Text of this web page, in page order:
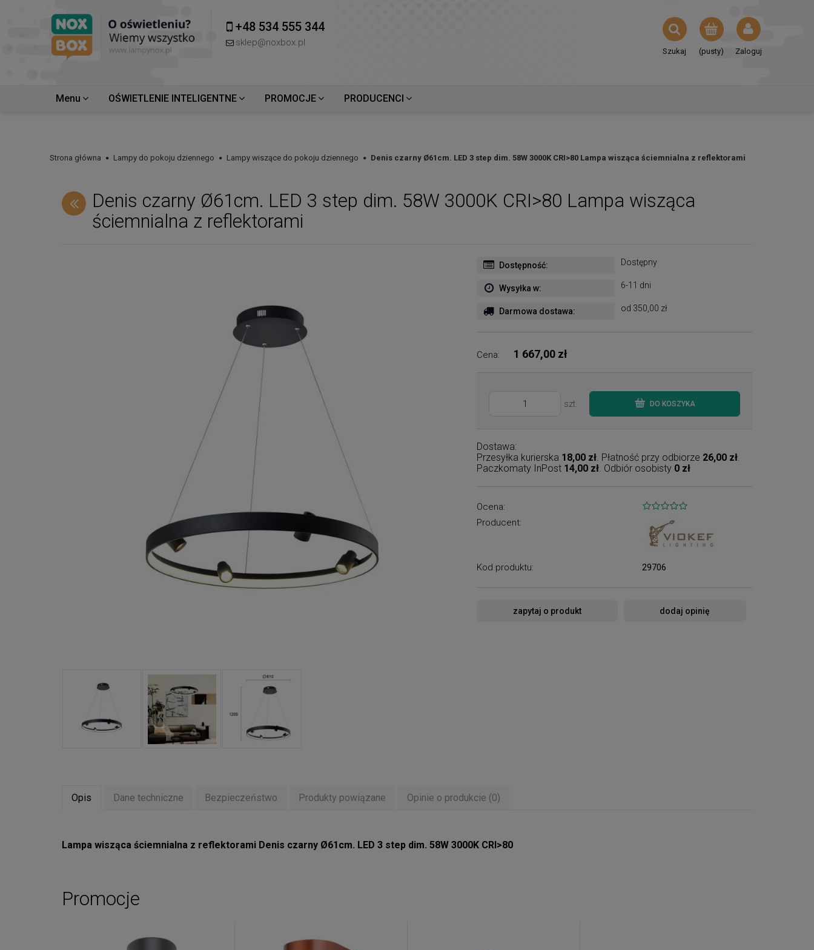
+48 534 555 344
sklep@noxbox.pl
(pusty) Zaloguj
Szukaj
Menu OŚWIETLENIE INTELIGENTNE PROMOCJE PRODUCENCI
Strona główna Lampy do pokoju dziennego Lampy wiszące do pokoju dziennego Denis czarny Ø61cm. LED 3 step dim. 58W 3000K CRI>80 Lampa wisząca ściemnialna z reflektorami
Denis czarny Ø61cm. LED 3 step dim. 58W 3000K CRI>80 Lampa wisząca
ściemnialna z reflektorami
Dostępność: Dostępny
Wysyłka w: 6-11 dni
Darmowa dostawa: od 350,00 zł
Cena: 1 667,00 zł
szt. DO KOSZYKA
Dostawa:
Przesyłka kurierska 18,00 zł. Płatność przy odbiorze 26,00 zł.
Paczkomaty InPost 14,00 zł. Odbiór osobisty 0 zł
Ocena:
Producent:
Kod produktu: 29706
zapytaj o produkt dodaj opinię
Opis Dane techniczne Bezpieczeństwo Produkty powiązane Opinie o produkcie (0)
Lampa wisząca ściemnialna z reflektorami Denis czarny Ø61cm. LED 3 step dim. 58W 3000K CRI>80
Promocje